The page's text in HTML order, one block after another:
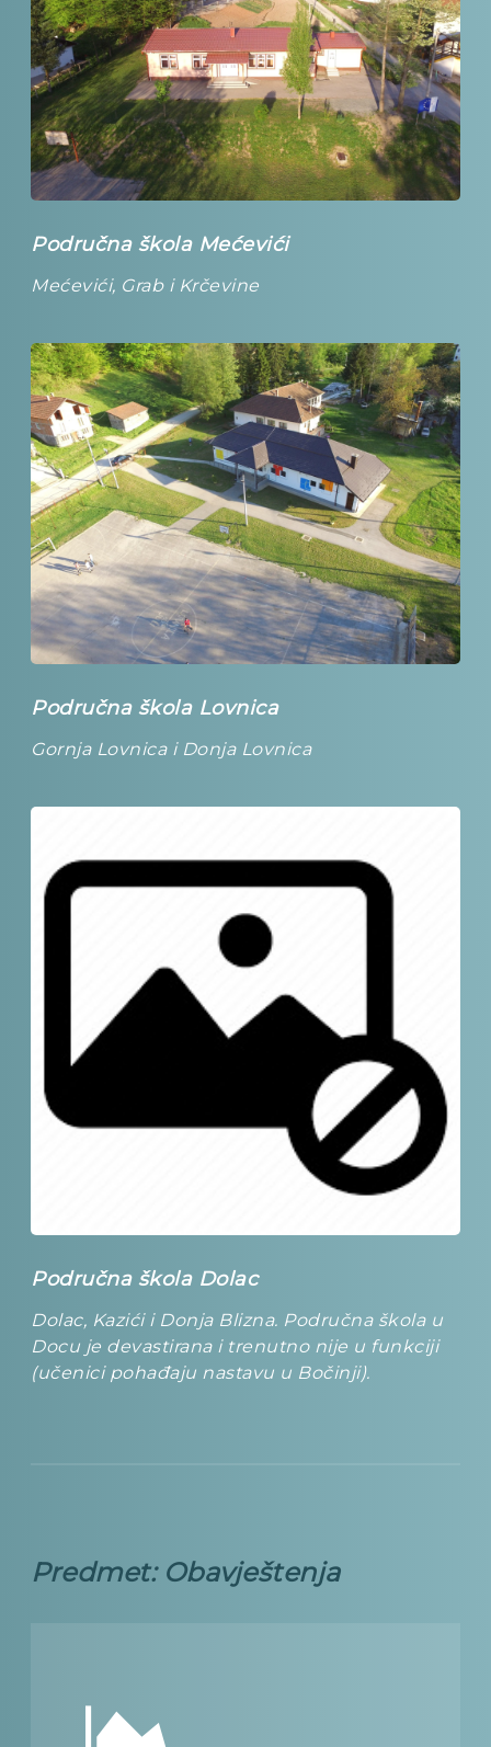
Područna škola Mećevići
Mećevići, Grab i Krčevine
Područna škola Lovnica
Gornja Lovnica i Donja Lovnica
Područna škola Dolac
Dolac, Kazići i Donja Blizna. Područna škola u
Docu je devastirana i trenutno nije u funkciji
(učenici pohađaju nastavu u Bočinji).
Predmet: Obavještenja